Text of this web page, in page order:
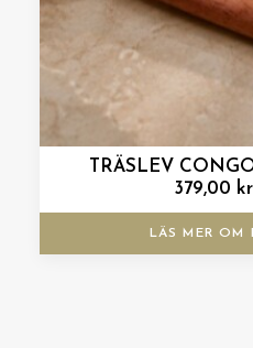
TRÄSLEV
379,00 kr
LÄS MER OM